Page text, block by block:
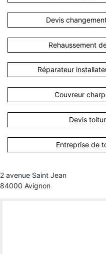
Devis
Rehaussement
Réparateur
Couvreur
Devis
Entreprise de
2 avenue Saint Jean
84000 Avignon